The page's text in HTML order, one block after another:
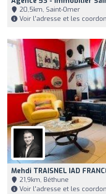
20,5km, Saint-Omer
Voir l'adresse et les
Mehdi TRAISNEL IAD
21,9km, Béthune
Voir l'adresse et les